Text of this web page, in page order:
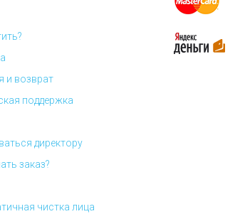
и возврат
поддержка
директору
заказ?
чистка лица